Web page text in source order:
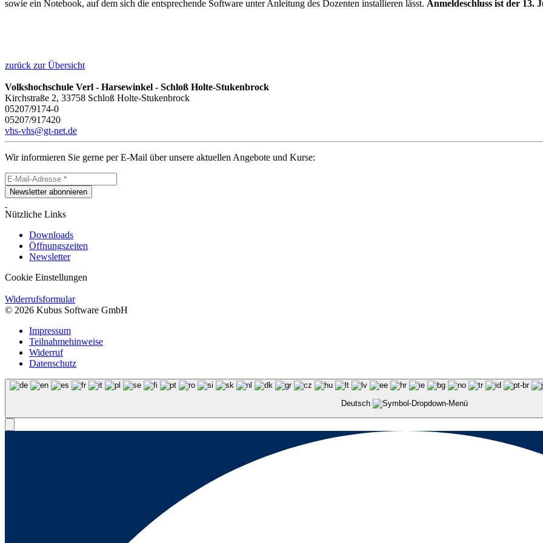
sowie ein Notebook, auf dem sich die entsprechende Software unter Anleitung des Dozenten installieren lässt. Anmeldeschluss ist der 13.
zurück zur Übersicht
Volkshochschule Verl - Harsewinkel - Schloß Holte-Stukenbrock
Kirchstraße 2, 33758 Schloß Holte-Stukenbrock
05207/9174-0
05207/917420
vhs-vhs@gt-net.de
Wir informieren Sie gerne per E-Mail über unsere aktuellen Angebote und Kurse:
Newsletter abonnieren
Nützliche Links
Downloads
Öffnungszeiten
Newsletter
Cookie Einstellungen
Widerrufsformular
© 2026 Kubus Software GmbH
Impressum
Teilnahmehinweise
Widerruf
Datenschutz
Deutsch